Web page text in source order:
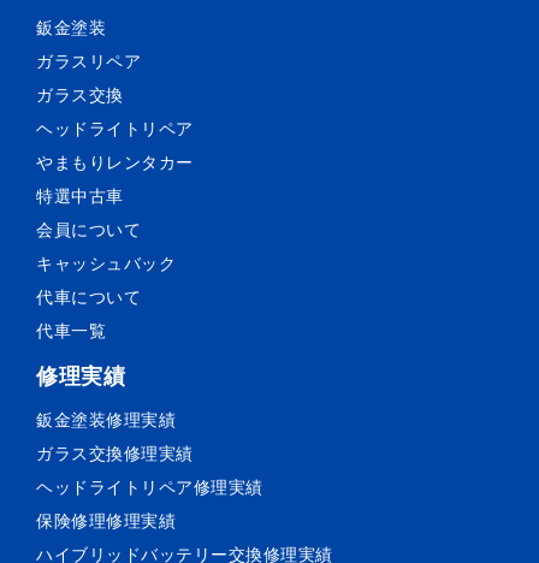
鈑金塗装
ガラスリペア
ガラス交換
ヘッドライトリペア
やまもりレンタカー
特選中古車
会員について
キャッシュバック
代車について
代車一覧
修理実績
鈑金塗装修理実績
ガラス交換修理実績
ヘッドライトリペア修理実績
保険修理修理実績
ハイブリッドバッテリー交換修理実績